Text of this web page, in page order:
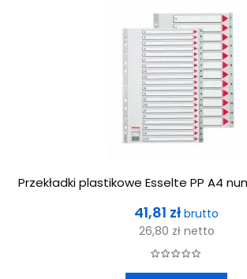
Przekładki plastikowe Esselte PP A4
Cena
41,81 zł brutto
26,80 zł netto